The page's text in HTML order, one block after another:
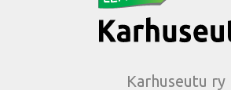
Karhuseutu ry